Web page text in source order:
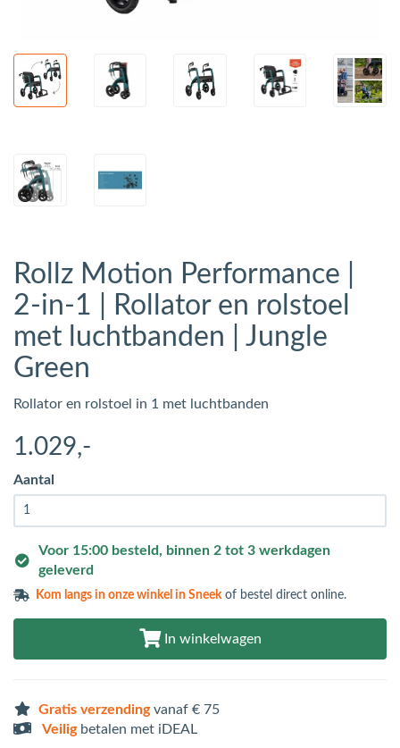
Rollz Motion Performance |
2-in-1 | Rollator en rolstoel
met luchtbanden | Jungle
Green
Rollator en rolstoel in 1 met luchtbanden
1.029,-
Aantal
Voor 15:00 besteld, binnen 2 tot 3 werkdagen
geleverd
Kom langs inonze winkel in Sneekof bestel direct online.
In winkelwagen
Gratis verzendingvanaf € 75
Veiligbetalen met iDEAL